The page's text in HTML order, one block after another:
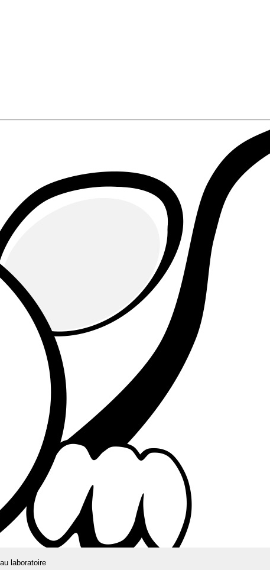
laboratoire